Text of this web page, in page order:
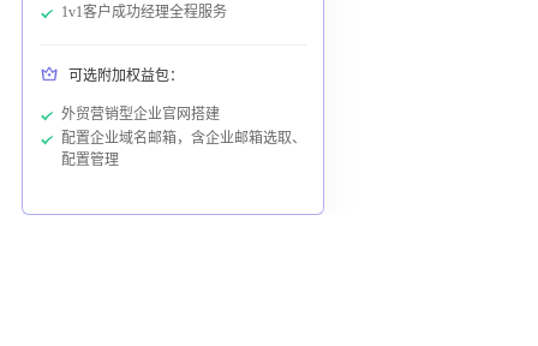
1v1客户成功经理全程服务
可选附加权益包：
外贸营销型企业官网搭建
配置企业域名邮箱，含企业邮箱选取、
配置管理